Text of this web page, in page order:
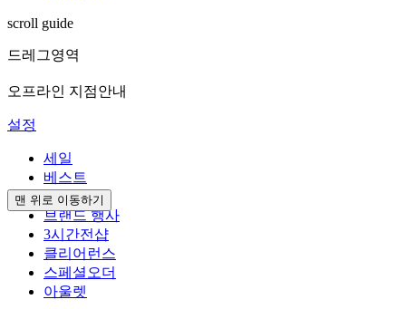
맨 위로 이동하기
scroll guide
드레그영역
오프라인 지점안내
설정
세일
베스트
혜택
브랜드 행사
3시간전샵
클리어런스
스페셜오더
아울렛